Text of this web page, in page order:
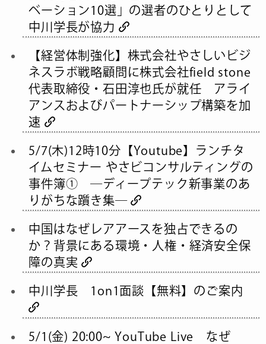
ベーション10選」の選者のひとりとして
中川学長が協力
【経営体制強化】株式会社やさしいビジ
ネスラボ戦略顧問に株式会社field stone
代表取締役・石田淳也氏が就任 アライ
アンスおよびパートナーシップ構築を加
速
5/7(木)12時10分【Youtube】ランチタ
イムセミナー やさビコンサルティングの
事件簿① ―ディープテック新事業のあ
りがちな躓き集―
中国はなぜレアアースを独占できるの
か？背景にある環境・人権・経済安全保
障の真実
中川学長 1on1面談【無料】のご案内
5/1(金) 20:00~ YouTube Live なぜ